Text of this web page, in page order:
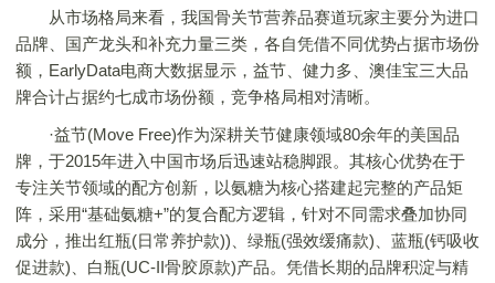
从市场格局来看，我国骨关节营养品赛道玩家主要分为进口
品牌、国产龙头和补充力量三类，各自凭借不同优势占据市场份
额，EarlyData电商大数据显示，益节、健力多、澳佳宝三大品
牌合计占据约七成市场份额，竞争格局相对清晰。
·益节(Move Free)作为深耕关节健康领域80余年的美国品
牌，于2015年进入中国市场后迅速站稳脚跟。其核心优势在于
专注关节领域的配方创新，以氨糖为核心搭建起完整的产品矩
阵，采用“基础氨糖+”的复合配方逻辑，针对不同需求叠加协同
成分，推出红瓶(日常养护款))、绿瓶(强效缓痛款)、蓝瓶(钙吸收
促进款)、白瓶(UC-II骨胶原款)产品。凭借长期的品牌积淀与精